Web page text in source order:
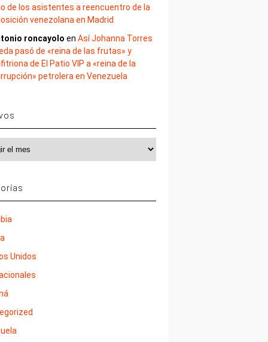
de los asistentes a reencuentro de la
venezolana en Madrid
roncayolo enAsí Johanna Torres
pasó de «reina de las frutas» y
de El Patio VIP a «reina de la
petrolera en Venezuela
Unidos